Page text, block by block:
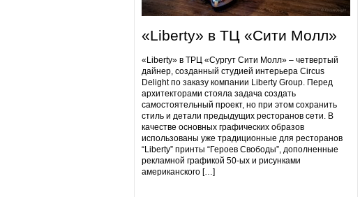
«Liberty» в ТЦ «Сити Молл»
«Liberty» в ТРЦ «Сургут Сити Молл» – четвертый
дайнер, созданный студией интерьера Circus
Delight по заказу компании Liberty Group. Перед
архитекторами стояла задача создать
самостоятельный проект, но при этом сохранить
стиль и детали предыдущих ресторанов сети. В
качестве основных графических образов
использованы уже традиционные для ресторанов
“Liberty” принты “Героев Свободы”, дополненные
рекламной графикой 50-ых и рисунками
американского […]